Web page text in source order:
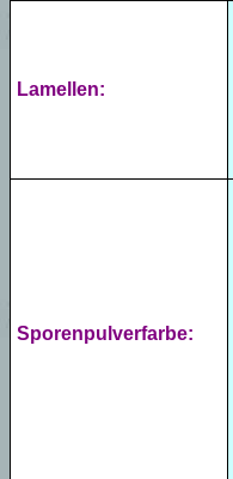
Lamellen:
Sporenpulverfarbe: